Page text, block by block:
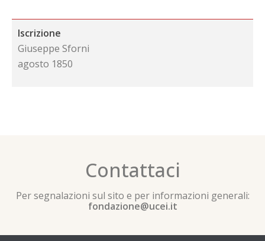
Iscrizione
Giuseppe Sforni
agosto 1850
Contattaci
Per segnalazioni sul sito e per informazioni generali:
fondazione@ucei.it